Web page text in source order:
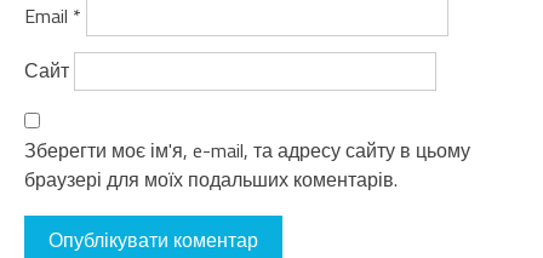
Email *
Сайт
Зберегти моє ім'я, e-mail, та адресу сайту в цьому
браузері для моїх подальших коментарів.